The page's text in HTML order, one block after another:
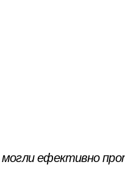
могли ефективно